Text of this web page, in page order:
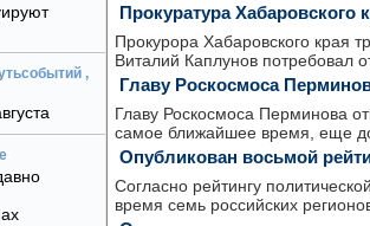
,
Прокуратура Хабаровского
Прокурора Хабаровского края
Виталий Каплунов потребовал
Главу Роскосмоса
Главу Роскосмоса Перминова
самое ближайшее время, еще
Опубликован восьмой
Согласно рейтингу
время семь российских